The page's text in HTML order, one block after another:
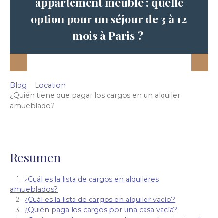
option pour un séjour de 3 à 12
mois à Paris ?
Blog
Location
¿Quién tiene que pagar los cargos en un alquiler
amueblado?
Resumen
¿Cuál es la lista de cargos en alquileres
amueblados?
¿Cuál es la lista de cargos en alquiler vacío?
¿Quién paga los cargos por una casa vacía?